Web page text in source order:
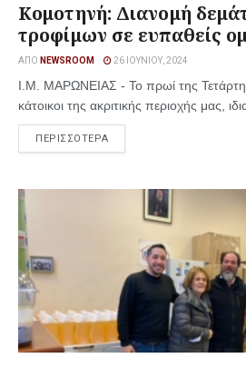
Κομοτηνή: Διανομή
τροφίμων σε ευπαθείς
ΑΠΌ NEWSROOM 26 ΙΟΥΝΊΟΥ, 2024
Ι.Μ. ΜΑΡΩΝΕΙΑΣ - Το πρωί της
κάτοικοι της ακριτικής περιοχής μας,
ΠΕΡΙΣΣΟΤΕΡΑ